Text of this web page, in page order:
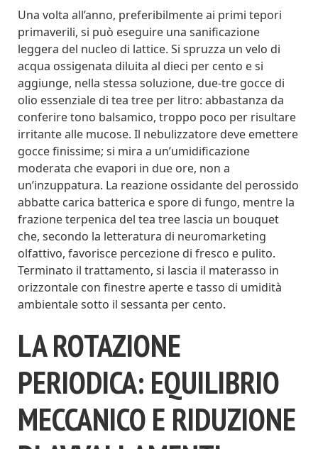
Una volta all’anno, preferibilmente ai primi tepori
primaverili, si può eseguire una sanificazione
leggera del nucleo di lattice. Si spruzza un velo di
acqua ossigenata diluita al dieci per cento e si
aggiunge, nella stessa soluzione, due-tre gocce di
olio essenziale di tea tree per litro: abbastanza da
conferire tono balsamico, troppo poco per risultare
irritante alle mucose. Il nebulizzatore deve emettere
gocce finissime; si mira a un’umidificazione
moderata che evapori in due ore, non a
un’inzuppatura. La reazione ossidante del perossido
abbatte carica batterica e spore di fungo, mentre la
frazione terpenica del tea tree lascia un bouquet
che, secondo la letteratura di neuromarketing
olfattivo, favorisce percezione di fresco e pulito.
Terminato il trattamento, si lascia il materasso in
orizzontale con finestre aperte e tasso di umidità
ambientale sotto il sessanta per cento.
LA ROTAZIONE
PERIODICA: EQUILIBRIO
MECCANICO E RIDUZIONE